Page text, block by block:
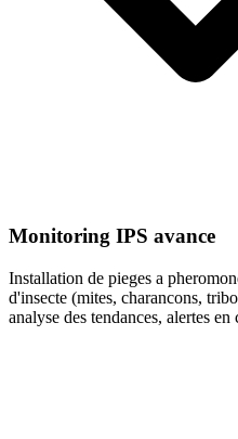
Monitoring IPS avance
Installation de pieges a
d'insecte (mites, charancons,
analyse des tendances, alertes